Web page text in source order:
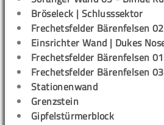
Bröseleck | Schlusssektor
Frechetsfelder Bärenfelsen
Einsrichter Wand | Dukes
Frechetsfelder Bärenfelsen
Frechetsfelder Bärenfelsen
Stationenwand
Grenzstein
Gipfelstürmerblock